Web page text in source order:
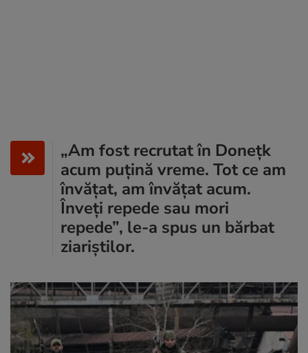
„Am fost recrutat în Donețk
acum puțină vreme. Tot ce am
învățat, am învățat acum.
Înveți repede sau mori
repede”, le-a spus un bărbat
ziariștilor.